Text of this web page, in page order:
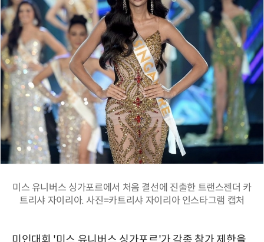
미스 유니버스 싱가포르에서 처음 결선에 진출한 트랜스젠더 카
트리샤 자이리아. 사진=카트리샤 자이리아 인스타그램 캡처